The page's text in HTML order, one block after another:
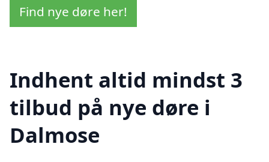
Find nye døre her!
Indhent altid mindst 3
tilbud på nye døre i
Dalmose